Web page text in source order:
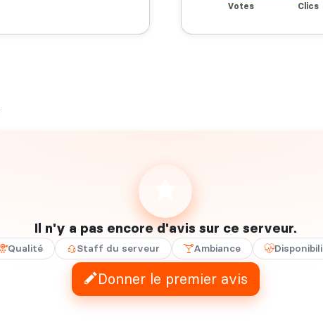
Votes Clics
Il n'y a pas encore d'avis sur ce serveur.
Qualité Staff du serveur Ambiance
Donner le premier avis